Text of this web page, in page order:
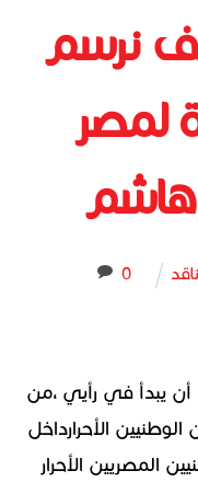
نرسم
لمصر
هاشم
0
يبدأ في رأيي ،من
الأحرارداخل
المصريين الأحرار